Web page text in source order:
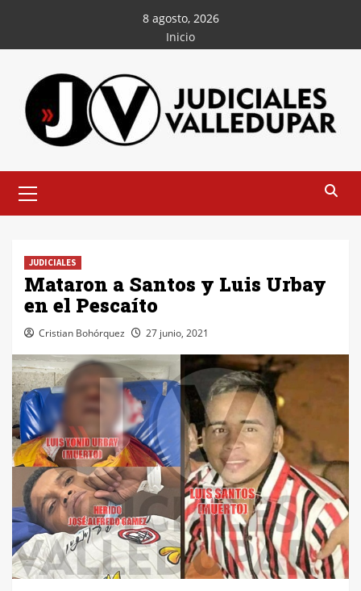
contenido
8 agosto, 2026
Inicio
principal
JUDICIALES
Mataron a Santos y Luis Urbay
en el Pescaíto
Cristian Bohórquez 27 junio, 2021